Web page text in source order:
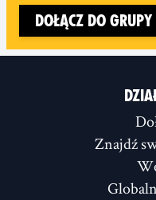
Dołącz do grupy
Znajdź